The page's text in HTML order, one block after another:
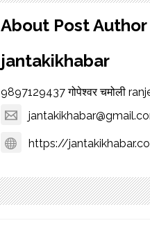
About Post Author
jantakikhabar
9897129437 गोपेश्वर चमोली
https://